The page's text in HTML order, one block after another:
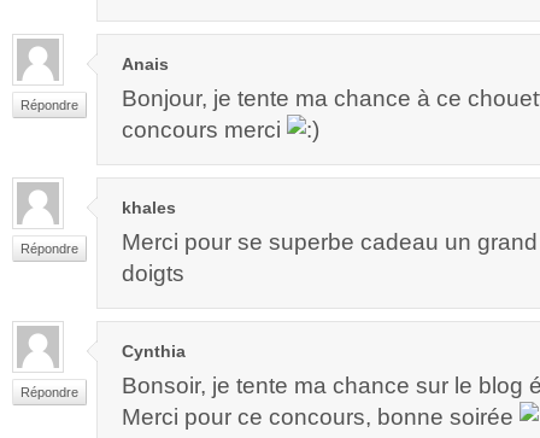
Répondre
Anais
Bonjour, je tente ma chance à ce
concours merci
Répondre
khales
Merci pour se superbe cadeau un
doigts
Répondre
Cynthia
Bonsoir, je tente ma chance sur le blog
Merci pour ce concours, bonne soirée